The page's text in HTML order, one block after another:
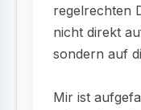
regelrechten
nicht direkt
sondern auf
Mir ist